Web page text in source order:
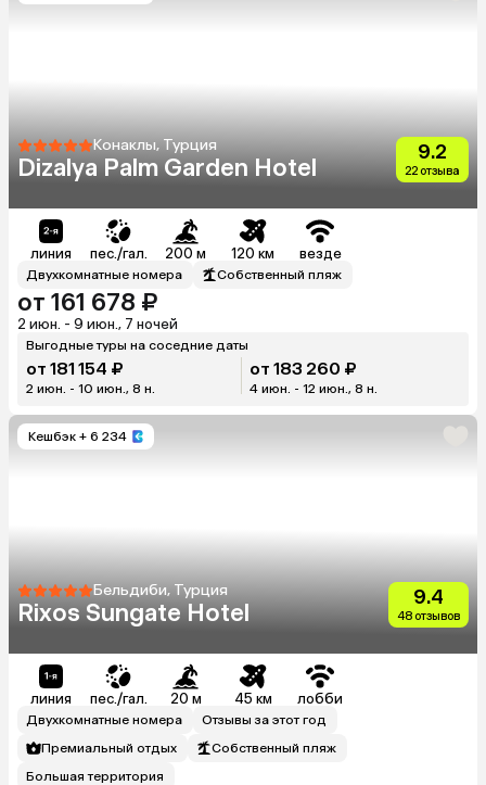
Конаклы, Турция
Dizalya Palm Garden Hotel
9.2
22 отзыва
линия пес./гал. 200 м 120 км везде
Двухкомнатные номера Собственный пляж
от 161 678 ₽
2 июн. - 9 июн., 7 ночей
Выгодные туры на соседние даты
от 181 154 ₽
2 июн. - 10 июн., 8 н.
от 183 260 ₽
4 июн. - 12 июн., 8 н.
Кешбэк + 6 234
Бельдиби, Турция
Rixos Sungate Hotel
9.4
48 отзывов
линия пес./гал. 20 м 45 км лобби
Двухкомнатные номера
Отзывы за этот год
Премиальный отдых
Собственный пляж
Большая территория